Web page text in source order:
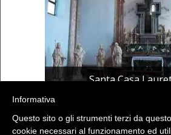
Santa Casa
(C) La Valtellina - info@la-
Informativa
Questo sito o gli strumenti terzi da
cookie necessari al funzionamento ed